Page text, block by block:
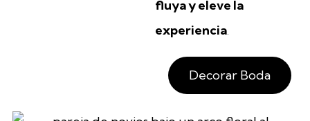
fluya y eleve la
experiencia.
Decorar Boda